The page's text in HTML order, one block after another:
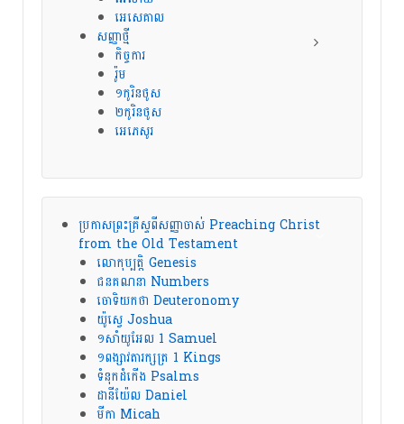
អេសេគាល
សញ្ញាថ្មី
កិច្ចការ
រ៉ូម
១កូរិនថូស
២កូរិនថូស
អេភេសូរ
ប្រកាសព្រះគ្រីស្ទពីសញ្ញាចាស់ Preaching Christ
from the Old Testament
លោកុប្បត្តិ Genesis
ជនគណនា Numbers
ចោទិយកថា Deuteronomy
យ៉ូស្វេ Joshua
១សាំយូអែល 1 Samuel
១ពង្សាវតារក្សត្រ 1 Kings
ទំនុកដំកើង Psalms
ដានីយ៉ែល Daniel
មីកា Micah